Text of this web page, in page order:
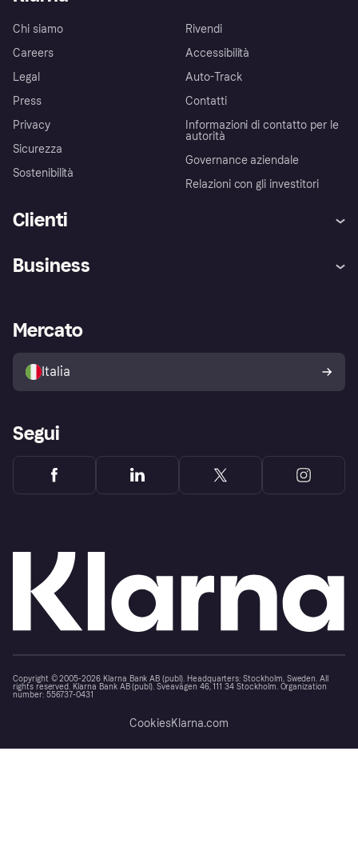
Chi siamo
Careers
Legal
Press
Privacy
Sicurezza
Sostenibilità
Rivendi
Accessibilità
Auto-Track
Contatti
Informazioni di contatto per le
autorità
Governance aziendale
Relazioni con gli investitori
Clienti
Esplora i negozi
Politica di protezione
dell'acquirente Klarna
Business
Accesso aziende
Mercato
Italia
Segui
Copyright © 2005-2026 Klarna Bank AB (publ). Headquarters: Stockholm, Sweden. All
rights reserved. Klarna Bank AB (publ). Sveavägen 46, 111 34 Stockholm. Organization
number: 556737-0431
CookiesKlarna.com